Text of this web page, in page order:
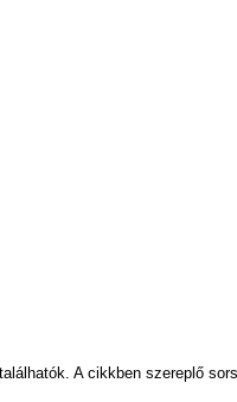
A cikkben szereplő